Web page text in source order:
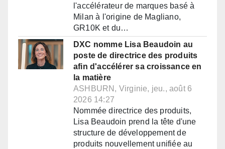
l'accélérateur de marques basé à
Milan à l'origine de Magliano,
GR10K et du…
DXC nomme Lisa Beaudoin au
poste de directrice des produits
afin d'accélérer sa croissance en
la matière
ASHBURN, Virginie, jeu., août 6
2026 14:27
Nommée directrice des produits,
Lisa Beaudoin prend la tête d'une
structure de développement de
produits nouvellement unifiée au